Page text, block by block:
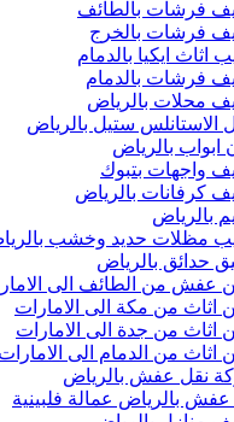
فرشات بالطائف
فرشات بالخرج
اثاث ايكيا بالدمام
فرشات بالدمام
محلات بالرياض
الاستانلس ستيل بالرياض
بالرياض
واجهات بتبوك
كرفانات بالرياض
بالرياض
مظلات حديد وخشب
حدائق بالرياض
من الطائف الى
من مكة الى الامارات
من جدة الى الامارات
من الدمام الى الامارات
نقل عفش بالرياض
بالرياض عمالة فلبينية